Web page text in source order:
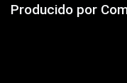
Producido por